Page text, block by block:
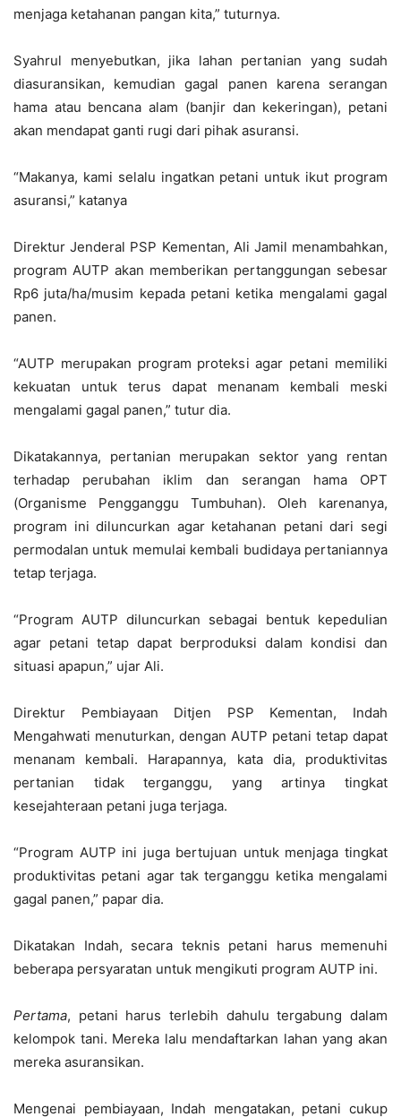
menjaga ketahanan pangan kita,” tuturnya.
Syahrul menyebutkan, jika lahan pertanian yang sudah
diasuransikan, kemudian gagal panen karena serangan
hama atau bencana alam (banjir dan kekeringan), petani
akan mendapat ganti rugi dari pihak asuransi.
“Makanya, kami selalu ingatkan petani untuk ikut program
asuransi,” katanya
Direktur Jenderal PSP Kementan, Ali Jamil menambahkan,
program AUTP akan memberikan pertanggungan sebesar
Rp6 juta/ha/musim kepada petani ketika mengalami gagal
panen.
“AUTP merupakan program proteksi agar petani memiliki
kekuatan untuk terus dapat menanam kembali meski
mengalami gagal panen,” tutur dia.
Dikatakannya, pertanian merupakan sektor yang rentan
terhadap perubahan iklim dan serangan hama OPT
(Organisme Pengganggu Tumbuhan). Oleh karenanya,
program ini diluncurkan agar ketahanan petani dari segi
permodalan untuk memulai kembali budidaya pertaniannya
tetap terjaga.
“Program AUTP diluncurkan sebagai bentuk kepedulian
agar petani tetap dapat berproduksi dalam kondisi dan
situasi apapun,” ujar Ali.
Direktur Pembiayaan Ditjen PSP Kementan, Indah
Mengahwati menuturkan, dengan AUTP petani tetap dapat
menanam kembali. Harapannya, kata dia, produktivitas
pertanian tidak terganggu, yang artinya tingkat
kesejahteraan petani juga terjaga.
“Program AUTP ini juga bertujuan untuk menjaga tingkat
produktivitas petani agar tak terganggu ketika mengalami
gagal panen,” papar dia.
Dikatakan Indah, secara teknis petani harus memenuhi
beberapa persyaratan untuk mengikuti program AUTP ini.
Pertama, petani harus terlebih dahulu tergabung dalam
kelompok tani. Mereka lalu mendaftarkan lahan yang akan
mereka asuransikan.
Mengenai pembiayaan, Indah mengatakan, petani cukup